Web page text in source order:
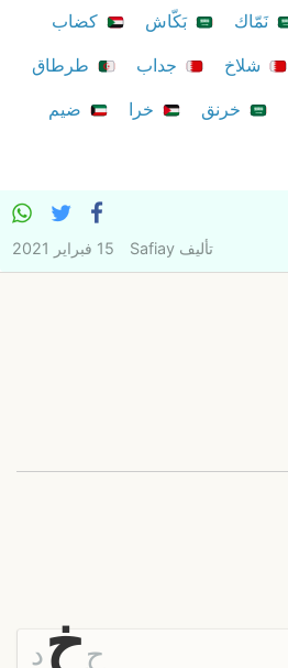
نَمّاك بَكّاش
كضاب
شلاخ جداب
طرطاق
خرنق خرا
ضيم
تأليفSafiay 15 فبراير 2021
حخ د